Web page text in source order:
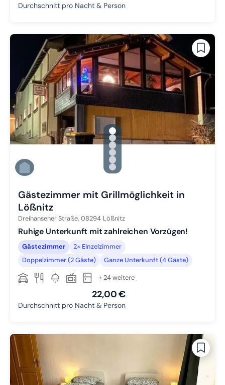
Durchschnitt pro Nacht & Person
gallery.slide_selector
Zu Slide 1 wechseln
Zu Slide 2 wechseln
Zu Slide 3 wechseln
Zu Slide 4 wechseln
Zu Slide 5 wechseln
Zu Slide 6 wechseln
Gästezimmer mit Grillmöglichkeit in
Lößnitz
Dreihansener Straße, 08294 Lößnitz
Ruhige Unterkunft mit zahlreichen Vorzügen!
Gästezimmer
2× Einzelzimmer
Doppelzimmer (2 Gäste)
Ganze Unterkunft (4 Gäste)
+ 24 weitere
22,00 €
Durchschnitt pro Nacht & Person